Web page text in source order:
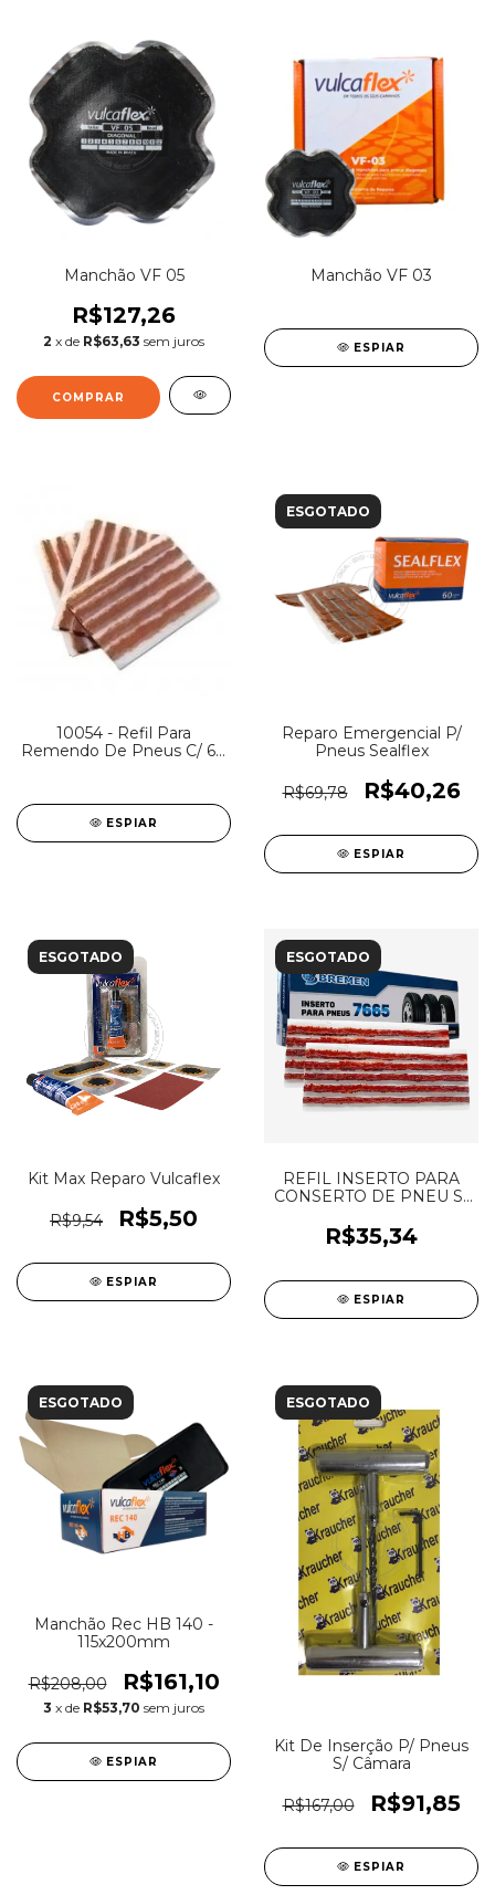
Manchão VF 05
R$127,26
2 x de R$63,63 sem juros
Manchão VF 03
ESPIAR
10054 - Refil Para
Remendo De Pneus C/ 60
ESPIAR
ESGOTADO
Reparo Emergencial P/
Pneus Sealflex
R$69,78 R$40,26
ESPIAR
ESGOTADO
Kit Max Reparo Vulcaflex
R$9,54 R$5,50
ESPIAR
ESGOTADO
REFIL INSERTO PARA
CONSERTO DE PNEU S/
CAMINHOES
R$35,34
ESPIAR
ESGOTADO
Manchão Rec HB 140 -
115x200mm
R$208,00 R$161,10
3 x de R$53,70 sem juros
ESPIAR
ESGOTADO
Kit De Inserção P/ Pneus
S/ Câmara
R$167,00 R$91,85
ESPIAR